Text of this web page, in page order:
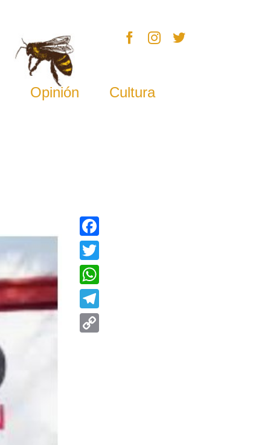
Opinión Cultura
Facebook
Twitter
WhatsApp
Telegram